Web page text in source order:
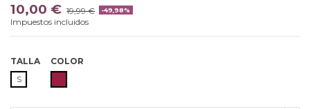
10,00 € 19,99 € -49,98%
Impuestos incluidos
TALLA
S
COLOR